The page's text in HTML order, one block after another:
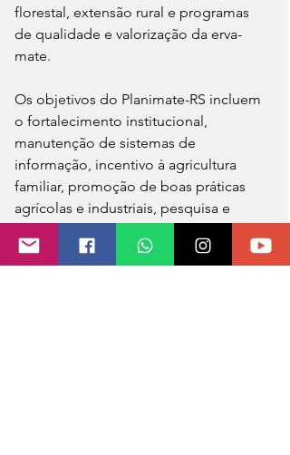
florestal, extensão rural e programas
de qualidade e valorização da erva-
mate.
Os objetivos do Planimate-RS incluem
o fortalecimento institucional,
manutenção de sistemas de
informação, incentivo à agricultura
familiar, promoção de boas práticas
agrícolas e industriais, pesquisa e
erva-mate, desenvolvimento de